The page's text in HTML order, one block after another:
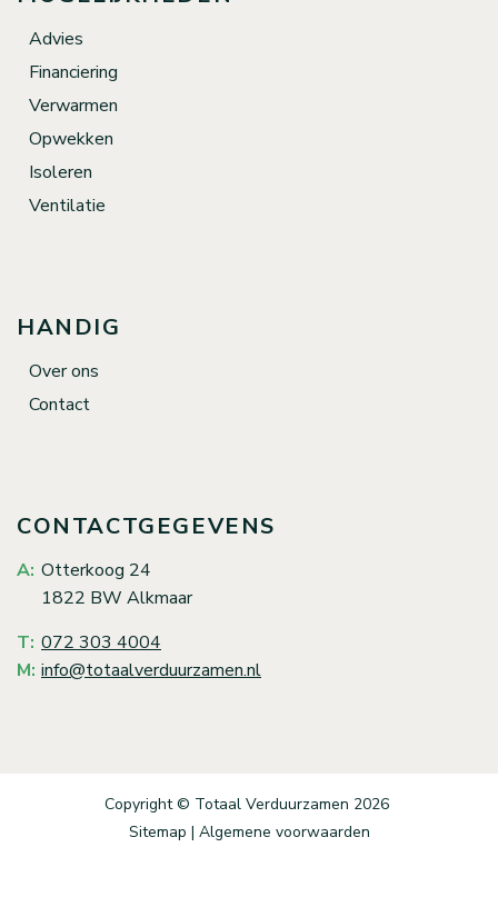
Advies
Financiering
Verwarmen
Opwekken
Isoleren
Ventilatie
HANDIG
Over ons
Contact
CONTACTGEGEVENS
Otterkoog 24
1822 BW Alkmaar
072 303 4004
info@totaalverduurzamen.nl
Copyright © Totaal Verduurzamen 2026
Sitemap | Algemene voorwaarden